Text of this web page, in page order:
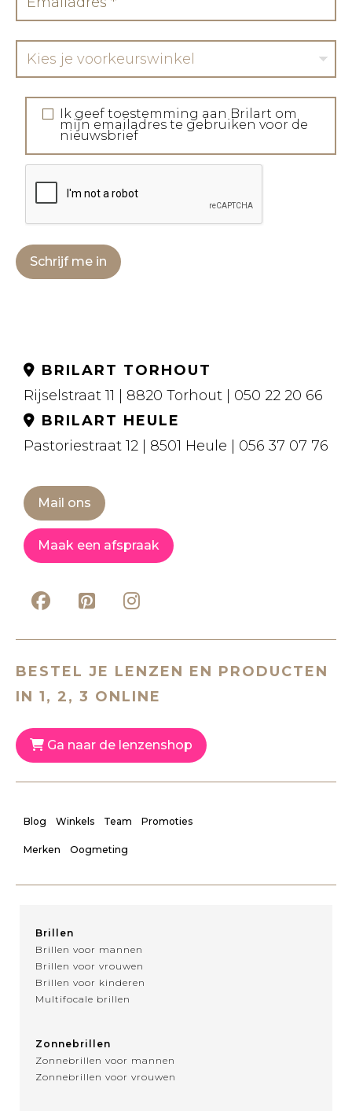
Kies je voorkeurswinkel
Ik geef toestemming aan Brilart om
mijn emailadres te gebruiken voor de
nieuwsbrief
Schrijf me in
BRILART TORHOUT
Rijselstraat 11 | 8820 Torhout | 050 22 20 66
BRILART HEULE
Pastoriestraat 12 | 8501 Heule | 056 37 07 76
Mail ons
Maak een afspraak
BESTEL JE LENZEN EN PRODUCTEN
IN 1, 2, 3 ONLINE
Ga naar de lenzenshop
Blog Winkels Team Promoties
Merken Oogmeting
Brillen
Brillen voor mannen
Brillen voor vrouwen
Brillen voor kinderen
Multifocale brillen
Zonnebrillen
Zonnebrillen voor mannen
Zonnebrillen voor vrouwen